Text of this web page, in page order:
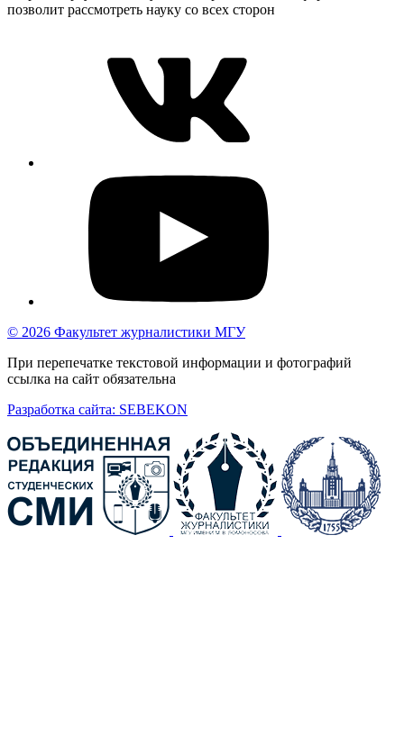
позволит рассмотреть науку со всех сторон
© 2026 Факультет журналистики МГУ
При перепечатке текстовой информации и фотографий
ссылка на сайт обязательна
Разработка сайта: SEBEKON